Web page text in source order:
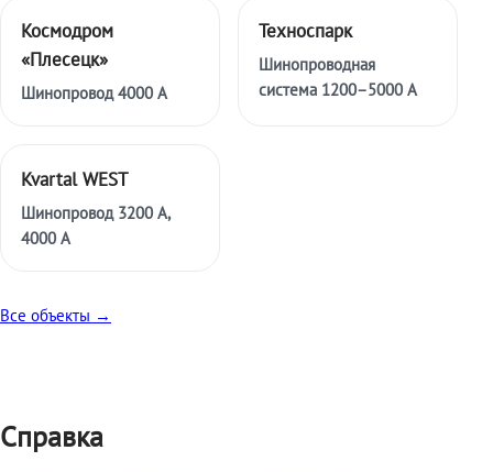
Космодром
«Плесецк»
Шинопровод 4000 А
Техноспарк
Шинопроводная
система 1200–5000 А
Kvartal WEST
Шинопровод 3200 А,
4000 А
Все объекты →
Справка